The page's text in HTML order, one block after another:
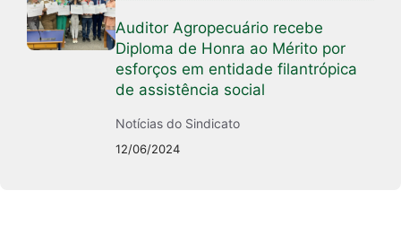
Auditor Agropecuário recebe
Diploma de Honra ao Mérito por
esforços em entidade filantrópica
de assistência social
Notícias do Sindicato
12/06/2024